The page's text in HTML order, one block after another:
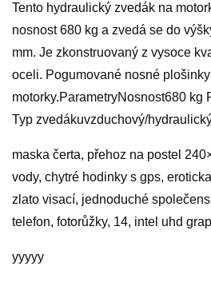
Tento hydraulický zvedák na
nosnost 680 kg a zvedá se do
mm. Je zkonstruovaný z vysoce
oceli. Pogumované nosné
motorky.ParametryNosnost680 kg
Typ zvedákuvzduchový/
maska čerta, přehoz na postel
vody, chytré hodinky s gps,
zlato visací, jednoduché
telefon, fotorůžky, 14, intel uhd
yyyyy